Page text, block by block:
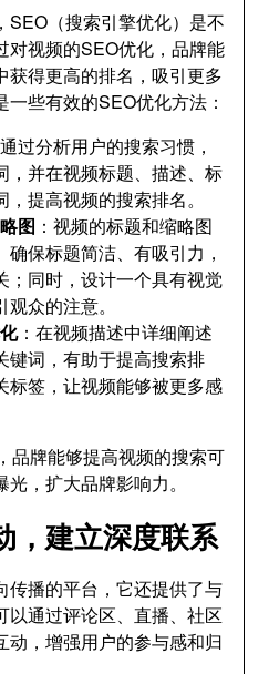
SEO（搜索引擎优化）是不
对视频的SEO优化，品牌能
获得更高的排名，吸引更多
些有效的SEO优化方法：
过分析用户的搜索习惯，
，并在视频标题、描述、标
提高视频的搜索排名。
图 ：视频的标题和缩略图
保标题简洁、有吸引力，
；同时，设计一个具有视觉
众的注意。
：在视频描述中详细阐述
键词，有助于提高搜索排
标签，让视频能够被更多感
品牌能够提高视频的搜索可
，扩大品牌影响力。
，建立深度联系
传播的平台，它还提供了与
以通过评论区、直播、社区
动，增强用户的参与感和归